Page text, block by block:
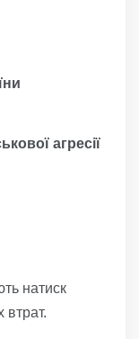
агресії
натиск
втрат.